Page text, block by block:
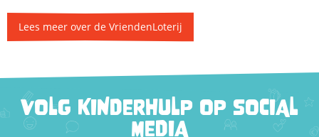
Lees meer over de VriendenLoterij
VOLG KINDERHULP OP SOCIAL
MEDIA